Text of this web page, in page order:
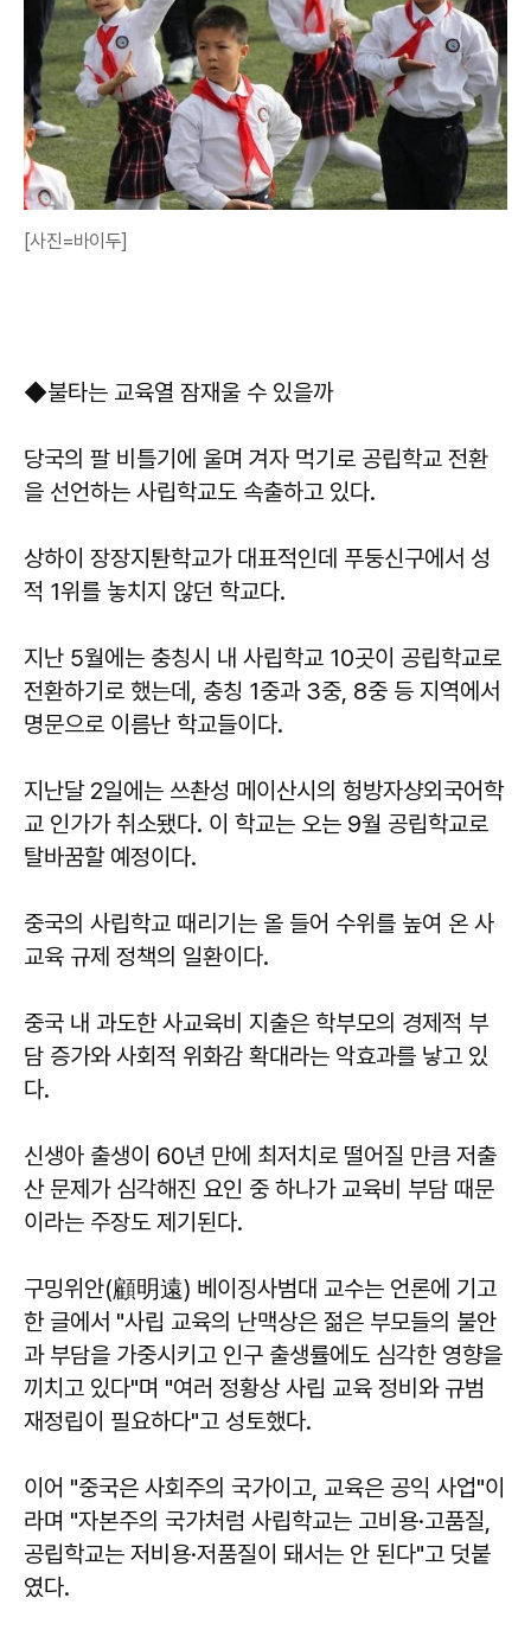
[사진=바이두]
◆불타는 교육열 잠재울 수 있을까
당국의 팔 비틀기에 울며 겨자 먹기로 공립학교 전환
을 선언하는 사립학교도 속출하고 있다.
상하이 장장지퇀학교가 대표적인데 푸둥신구에서 성
적 1위를 놓치지 않던 학교다.
지난 5월에는 충칭시 내 사립학교 10곳이 공립학교로
전환하기로 했는데, 충칭 1중과 3중, 8중 등 지역에서
명문으로 이름난 학교들이다.
지난달 2일에는 쓰촨성 메이산시의 헝방자샹외국어학
교 인가가 취소됐다. 이 학교는 오는 9월 공립학교로
탈바꿈할 예정이다.
중국의 사립학교 때리기는 올 들어 수위를 높여 온 사
교육 규제 정책의 일환이다.
중국 내 과도한 사교육비 지출은 학부모의 경제적 부
담 증가와 사회적 위화감 확대라는 악효과를 낳고 있
다.
신생아 출생이 60년 만에 최저치로 떨어질 만큼 저출
산 문제가 심각해진 요인 중 하나가 교육비 부담 때문
이라는 주장도 제기된다.
구밍위안(顧明遠) 베이징사범대 교수는 언론에 기고
한 글에서 "사립 교육의 난맥상은 젊은 부모들의 불안
과 부담을 가중시키고 인구 출생률에도 심각한 영향을
끼치고 있다"며 "여러 정황상 사립 교육 정비와 규범
재정립이 필요하다"고 성토했다.
이어 "중국은 사회주의 국가이고, 교육은 공익 사업"이
라며 "자본주의 국가처럼 사립학교는 고비용·고품질,
공립학교는 저비용·저품질이 돼서는 안 된다"고 덧붙
였다.